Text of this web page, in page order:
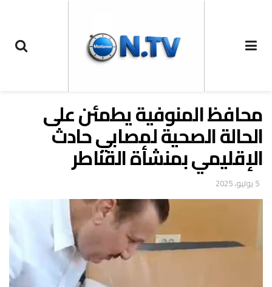
محافظ المنوفية يطمئن على
الحالة الصحية لمصابي حادث
الإقليمي بمنشأة القناطر
5 يوليو، 2025